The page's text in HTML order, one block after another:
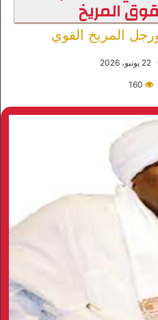
المريخ
ورجل المريخ القوي
22 يونيو، 2026
160